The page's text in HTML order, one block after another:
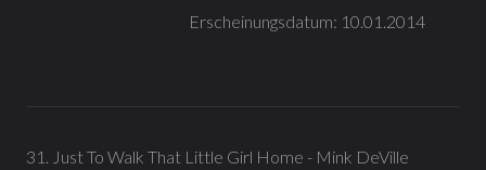
Erscheinungsdatum: 10.01.2014
31. Just To Walk That Little Girl Home - Mink DeVille